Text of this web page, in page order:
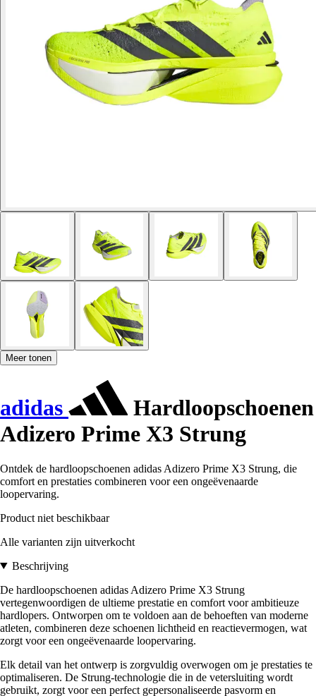
Meer tonen
adidas
Hardloopschoenen
Adizero Prime X3 Strung
Ontdek de hardloopschoenen adidas Adizero Prime X3 Strung, die
comfort en prestaties combineren voor een ongeëvenaarde
loopervaring.
Product niet beschikbaar
Alle varianten zijn uitverkocht
Beschrijving
De hardloopschoenen adidas Adizero Prime X3 Strung
vertegenwoordigen de ultieme prestatie en comfort voor ambitieuze
hardlopers. Ontworpen om te voldoen aan de behoeften van moderne
atleten, combineren deze schoenen lichtheid en reactievermogen, wat
zorgt voor een ongeëvenaarde loopervaring.
Elk detail van het ontwerp is zorgvuldig overwogen om je prestaties te
optimaliseren. De Strung-technologie die in de vetersluiting wordt
gebruikt, zorgt voor een perfect gepersonaliseerde pasvorm en